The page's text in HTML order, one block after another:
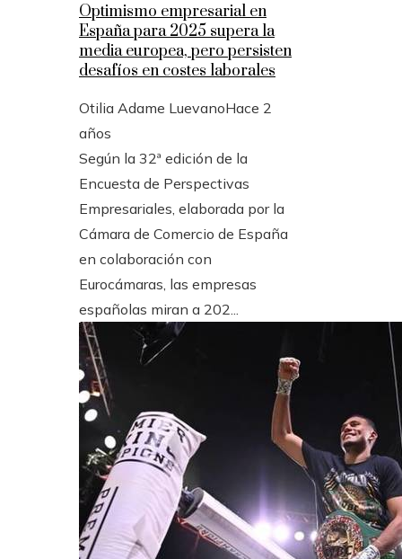
Optimismo empresarial en
España para 2025 supera la
media europea, pero persisten
desafíos en costes laborales
Otilia Adame LuevanoHace 2
años
Según la 32ª edición de la
Encuesta de Perspectivas
Empresariales, elaborada por la
Cámara de Comercio de España
en colaboración con
Eurocámaras, las empresas
españolas miran a 202...